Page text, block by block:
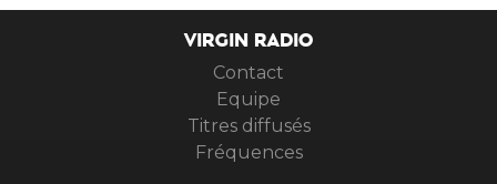
VIRGIN RADIO
Contact
Equipe
Titres diffusés
Fréquences